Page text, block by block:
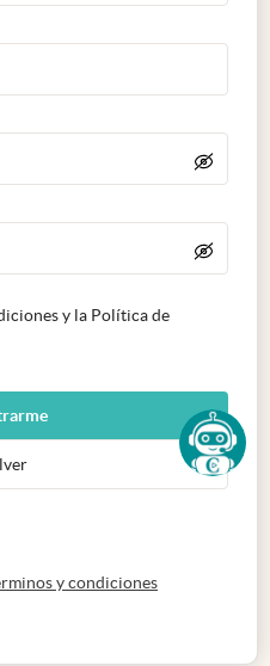
y la Política de
pestaña
y condicionesabre en nueva